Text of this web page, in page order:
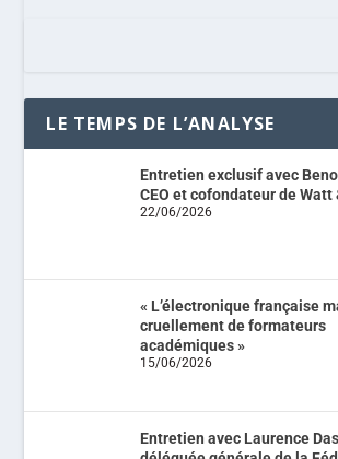
LE TEMPS DE L’ANALYSE
Entretien exclusif avec
CEO et cofondateur de Watt
22/06/2026
« L’électronique française
cruellement de formateurs
académiques »
15/06/2026
Entretien avec Laurence